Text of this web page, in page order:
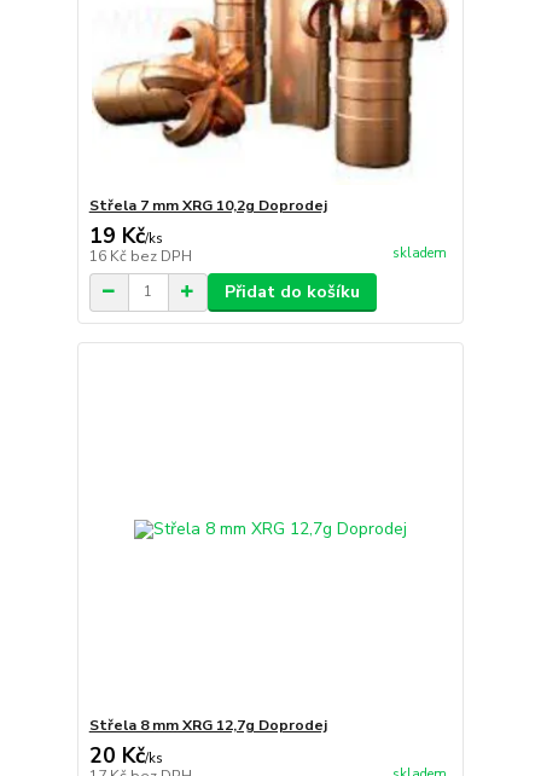
Střela 7 mm XRG 10,2g Doprodej
19 Kč/ks
16 Kč bez DPH skladem
Přidat do košíku
Střela 8 mm XRG 12,7g Doprodej
20 Kč/ks